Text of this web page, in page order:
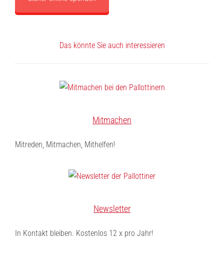
Das könnte Sie auch interessieren
Mitmachen
Mitreden, Mitmachen, Mithelfen!
Newsletter
In Kontakt bleiben. Kostenlos 12 x pro Jahr!